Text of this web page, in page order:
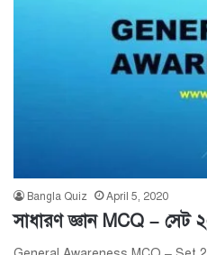
Bangla Quiz April 5, 2020
সাধারণ জ্ঞান MCQ – সেট